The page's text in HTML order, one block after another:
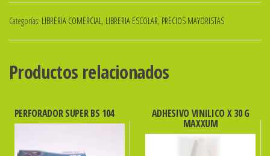
LAPIZ
BLANCA
45
ibi
cantidad
Categorías: LIBRERIA COMERCIAL, LIBRERIA ESCOLAR, PRECIOS MAYORISTAS
Productos relacionados
PERFORADOR SUPER BS 104 ADHESIVO VINILICO X 30 G
MAXXUM